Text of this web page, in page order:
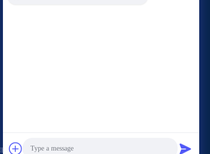
CO.,LTD. Alle Rechte vorbehalten.